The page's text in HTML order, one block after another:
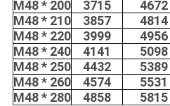
M48 * 200
3715
4672
M48 * 210
3857
4814
M48 * 220
3999
4956
M48 * 240
4141
5098
M48 * 250
4432
5389
M48 * 260
4574
5531
M48 * 280
4858 5815